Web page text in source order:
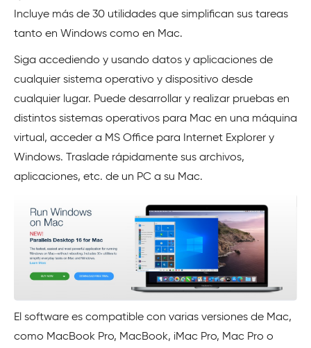
Incluye más de 30 utilidades que simplifican sus tareas
tanto en Windows como en Mac.
Siga accediendo y usando datos y aplicaciones de
cualquier sistema operativo y dispositivo desde
cualquier lugar. Puede desarrollar y realizar pruebas en
distintos sistemas operativos para Mac en una máquina
virtual, acceder a MS Office para Internet Explorer y
Windows. Traslade rápidamente sus archivos,
aplicaciones, etc. de un PC a su Mac.
El software es compatible con varias versiones de Mac,
como MacBook Pro, MacBook, iMac Pro, Mac Pro o